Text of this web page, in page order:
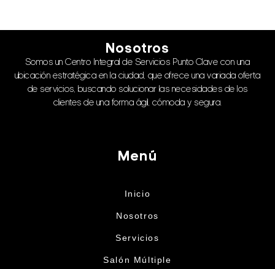
Nosotros
Somos un Centro Integral de Servicios Punto Clave con una
ubicación estratégica en la ciudad, que ofrece una variada oferta
de servicios, buscando solucionar las necesidades de los
clientes de una forma ágil, cómoda y segura.
Menú
Inicio
Nosotros
Servicios
Salón Múltiple